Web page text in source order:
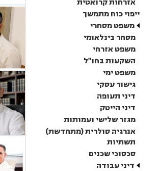
אזרחות קרואטית
ייפוי כוח מתמשך
משפט מסחרי
מסחר בינלאומי
משפט אזרחי
השקעות בחו"ל
משפט ימי
גישור עסקי
דיני תעופה
דיני הייטק
מגזר שלישי ועמותות
אנרגיה סולרית (מתחדשת)
תשתיות
סכסוכי שכנים
דיני עבודה